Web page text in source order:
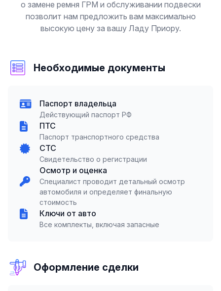
о замене ремня ГРМ и обслуживании подвески
позволит нам предложить вам максимально
высокую цену за вашу Ладу Приору.
Необходимые документы
Паспорт владельца
Действующий паспорт РФ
ПТС
Паспорт транспортного средства
СТС
Свидетельство о регистрации
Осмотр и оценка
Специалист проводит детальный осмотр
автомобиля и определяет финальную
стоимость
Ключи от авто
Все комплекты, включая запасные
Оформление сделки